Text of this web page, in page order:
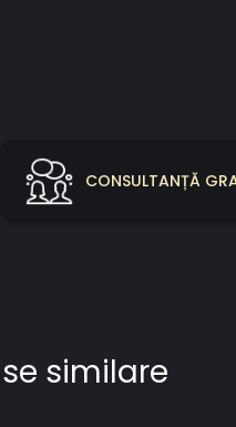
CONSULTANȚĂ
similare